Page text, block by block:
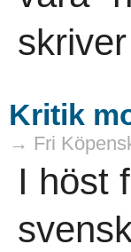
Kritik
→ Fri
I höst